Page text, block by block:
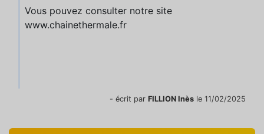
Vous pouvez consulter notre site
www.chainethermale.fr
- écrit par FILLION Inès le 11/02/2025